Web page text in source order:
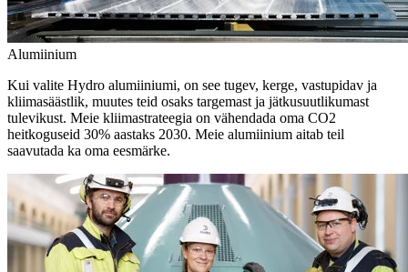
Alumiinium
Kui valite Hydro alumiiniumi, on see tugev, kerge, vastupidav ja
kliimasäästlik, muutes teid osaks targemast ja jätkusuutlikumast
tulevikust. Meie kliimastrateegia on vähendada oma CO2
heitkoguseid 30% aastaks 2030. Meie alumiinium aitab teil
saavutada ka oma eesmärke.